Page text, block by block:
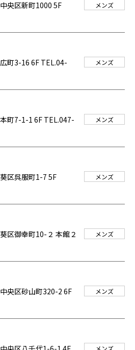
央区新町1000 5F
メンズ
町3-16 6F TEL.04-
メンズ
町7-1-1 6F TEL.047-
メンズ
区呉服町1-7 5F
メンズ
区御幸町10-２ 本館２
メンズ
央区砂山町320-2 6F
メンズ
メンズ